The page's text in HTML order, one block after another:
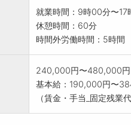
就業時間：9時00分〜17
休憩時間：60分
時間外労働時間：5時間
240,000円〜480,000円
基本給：190,000円〜
（賃金・手当_固定残業